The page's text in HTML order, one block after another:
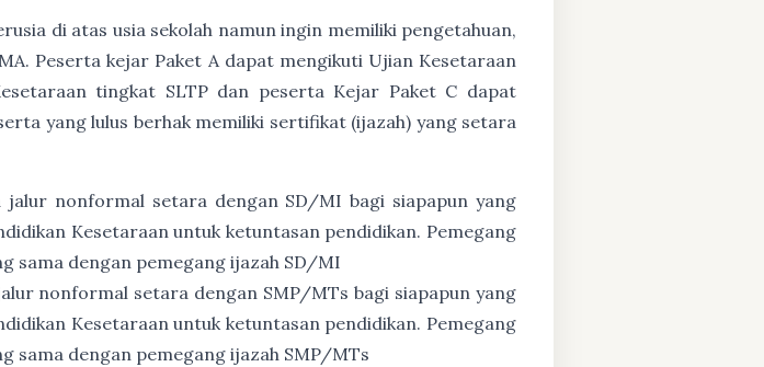
di atas usia sekolah namun ingin memiliki pengetahuan,
Peserta kejar Paket A dapat mengikuti Ujian Kesetaraan
tingkat SLTP dan peserta Kejar Paket C dapat
yang lulus berhak memiliki sertifikat (ijazah) yang setara
jalur nonformal setara dengan SD/MI bagi siapapun yang
Kesetaraan untuk ketuntasan pendidikan. Pemegang
sama dengan pemegang ijazah SD/MI
nonformal setara dengan SMP/MTs bagi siapapun yang
Kesetaraan untuk ketuntasan pendidikan. Pemegang
sama dengan pemegang ijazah SMP/MTs